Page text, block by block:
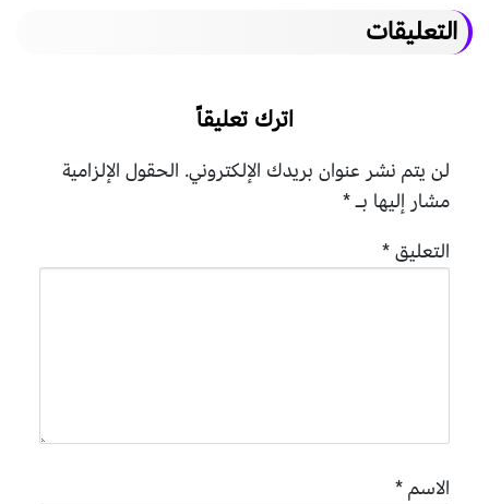
التعليقات
اترك تعليقاً
لن يتم نشر عنوان بريدك الإلكتروني. الحقول الإلزامية
مشار إليها بـ*
التعليق*
الاسم*